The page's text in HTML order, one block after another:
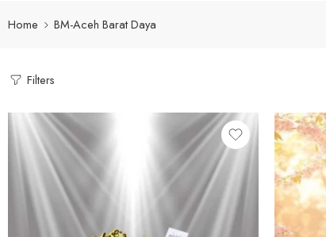
Home BM-Aceh Barat Daya
Filters